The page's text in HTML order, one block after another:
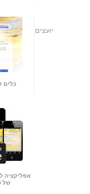
כלים
של
יועצים